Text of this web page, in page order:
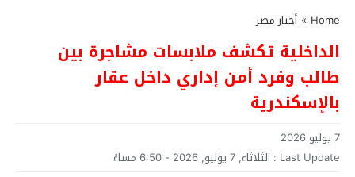
Home
» أخبار مصر
الداخلية تكشف ملابسات مشاجرة بين
طالب وفرد أمن إداري داخل عقار
بالإسكندرية
7 يوليو 2026
Last Update : الثلاثاء, 7 يوليو, 2026 - 6:50 مساءً